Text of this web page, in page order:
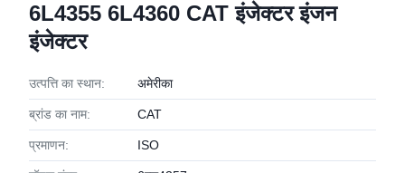
6L4355 6L4360 CAT इंजेक्टर इंजन
इंजेक्टर
उत्पत्ति का स्थान: अमेरीका
ब्रांड का नाम: CAT
प्रमाणन: ISO